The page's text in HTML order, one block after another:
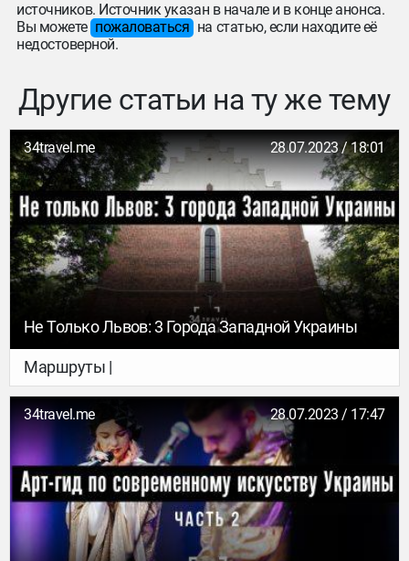
источников. Источник указан в начале и в конце анонса.
Вы можете пожаловаться на статью, если находите её
недостоверной.
Другие статьи на ту же тему
34travel.me 28.07.2023 / 18:01
Не Только Львов: 3 Города Западной Украины
Маршруты |
34travel.me 28.07.2023 / 17:47